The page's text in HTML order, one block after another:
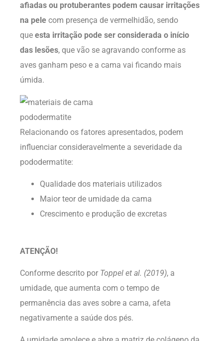
afiadas ou protuberantes podem causar irritações
na pele com presença de vermelhidão, sendo
que esta irritação pode ser considerada o início
das lesões, que vão se agravando conforme as
aves ganham peso e a cama vai ficando mais
úmida.
Relacionando os fatores apresentados, podem
influenciar consideravelmente a severidade da
pododermatite:
Qualidade dos materiais utilizados
Maior teor de umidade da cama
Crescimento e produção de excretas
ATENÇÃO!
Conforme descrito por Toppel et al. (2019), a
umidade, que aumenta com o tempo de
permanência das aves sobre a cama, afeta
negativamente a saúde dos pés.